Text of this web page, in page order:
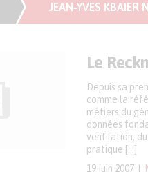
JEAN‑YVES KBAIER
Le
19 juin 2007
Depuis sa
comme la
métiers du
données
ventilation,
pratique […]